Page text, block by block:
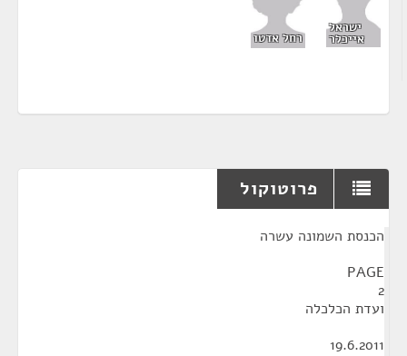
ישראל
אייכלר רחל אדטו
פרוטוקול
הכנסת השמונה עשרה
PAGE
2
ועדת הכלכלה
19.6.2011